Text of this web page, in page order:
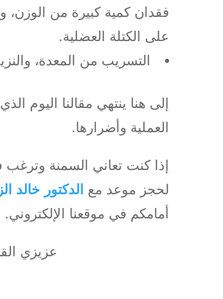
فقدان كمية كبيرة من
على الكتلة العضلية.
التسريب من المعدة،
إلى هنا ينتهي مقالنا اليوم
العملية وأضرارها.
إذا كنت تعاني السمنة وترغب
لحجز موعد مع الدكتور خالد
أمامكم في موقعنا الإلكتروني.
عزيزي